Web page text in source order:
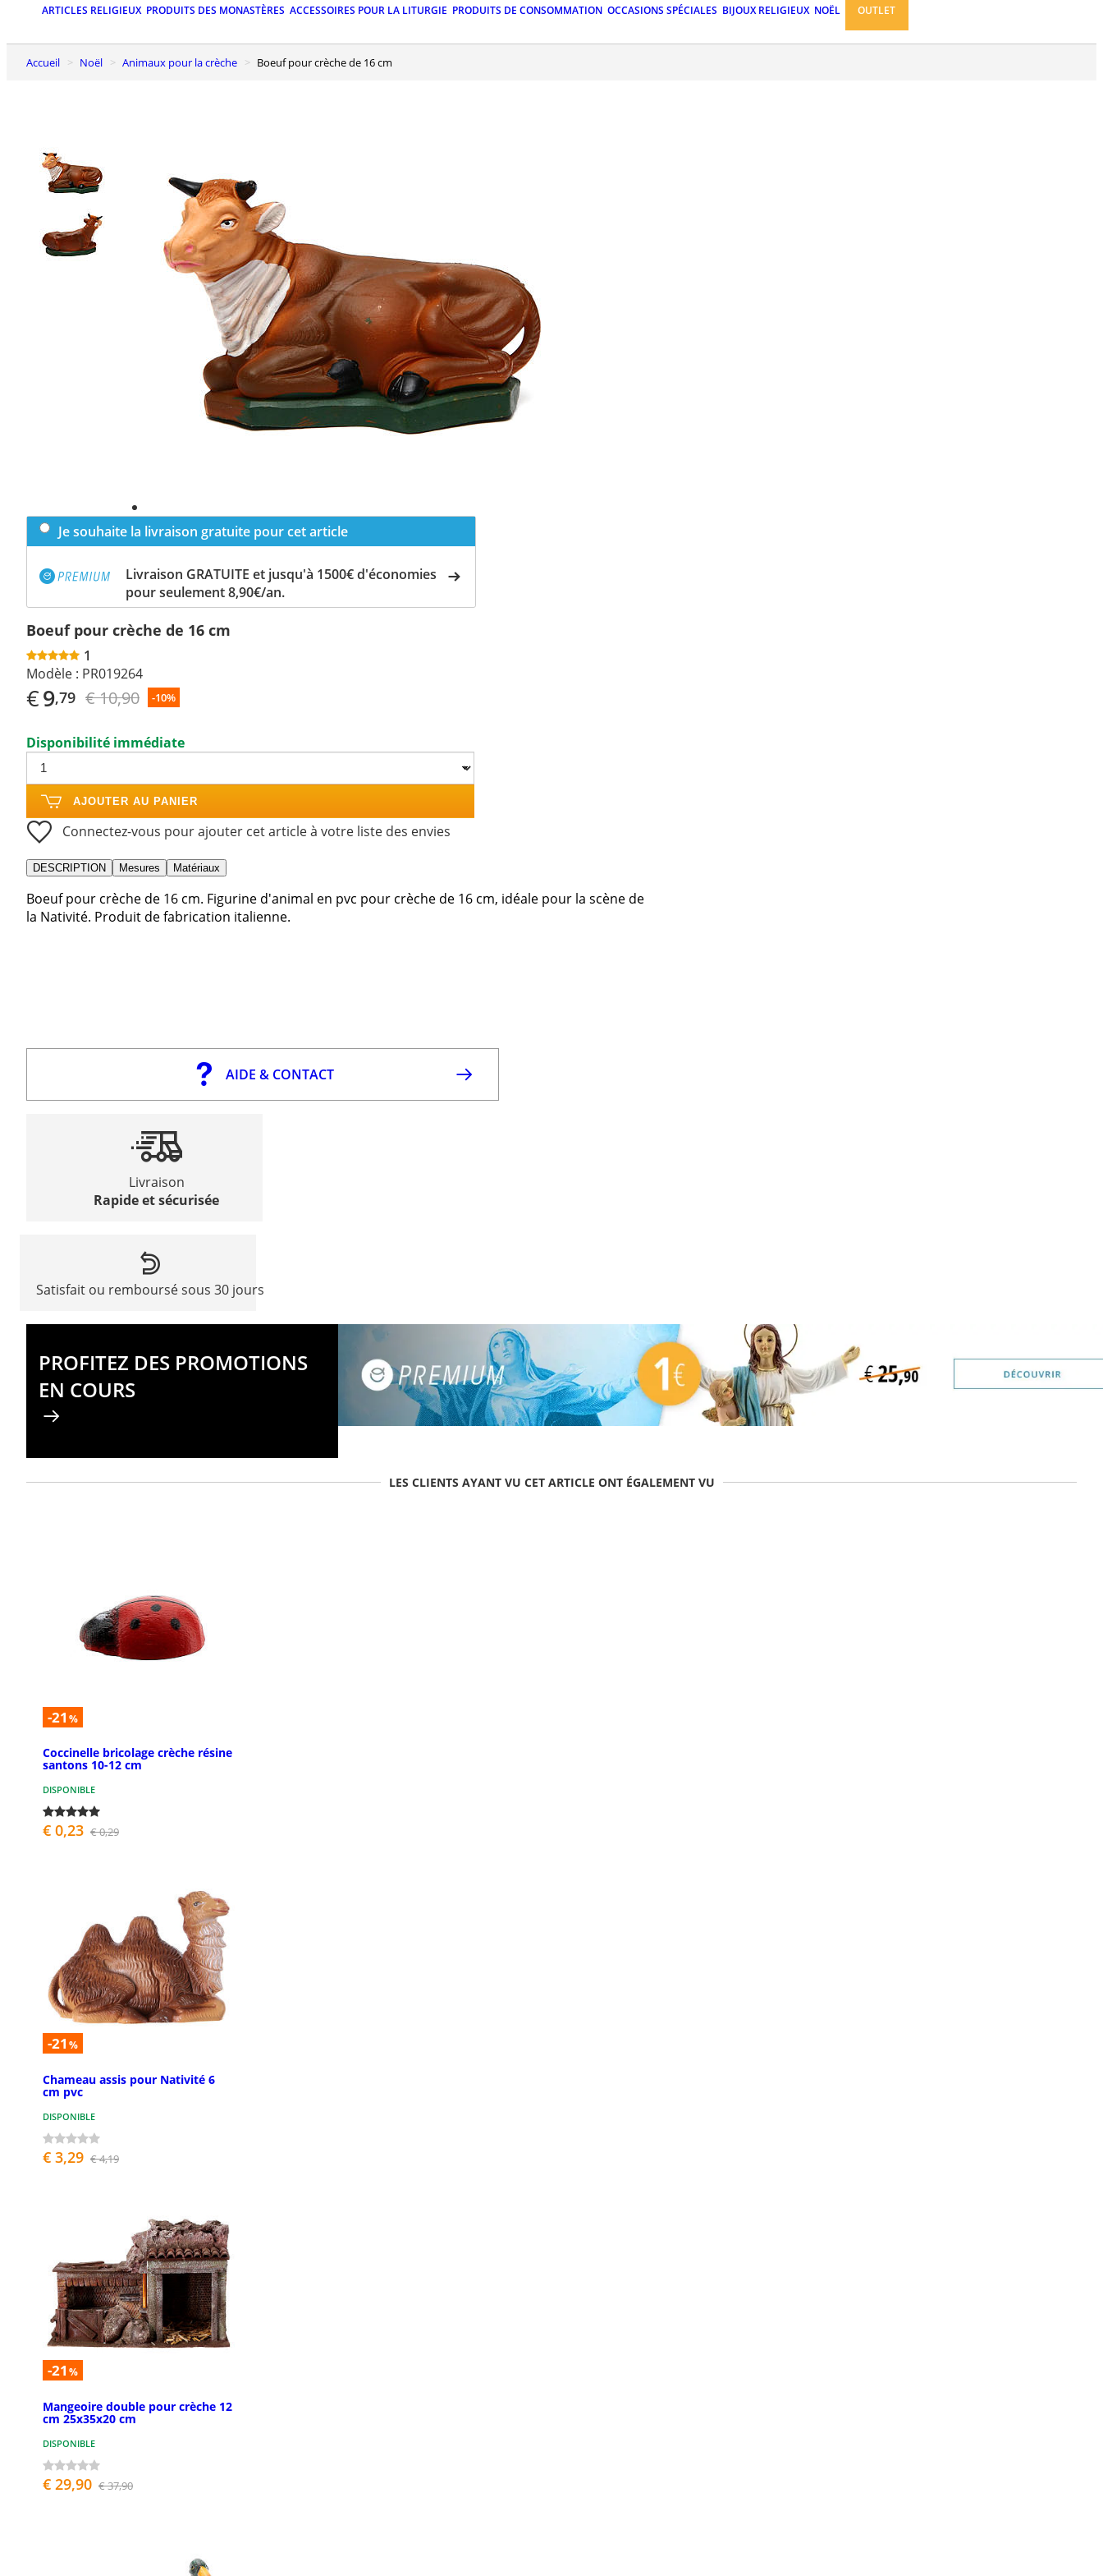
ARTICLES RELIGIEUX PRODUITS DES MONASTÈRES ACCESSOIRES POUR LA LITURGIE PRODUITS DE CONSOMMATION OCCASIONS SPÉCIALES BIJOUX RELIGIEUX NOËL OUTLET
Accueil Noël Animaux pour la crèche Boeuf pour crèche de 16 cm
Je souhaite la livraison gratuite pour cet article
Livraison GRATUITE et jusqu'à 1500€ d'économies
pour seulement 8,90€/an.
Boeuf pour crèche de 16 cm
1
Modèle : PR019264
€9,79 € 10,90 -10%
Disponibilité immédiate
AJOUTER AU PANIER
Connectez-vous pour ajouter cet article à votre liste des envies
DESCRIPTION Mesures Matériaux
Boeuf pour crèche de 16 cm. Figurine d'animal en pvc pour crèche de 16 cm, idéale pour la scène de
la Nativité. Produit de fabrication italienne.
AIDE & CONTACT
Livraison
Rapide et sécurisée
Satisfait ou remboursé sous 30 jours
PROFITEZ DES PROMOTIONS
EN COURS
LES CLIENTS AYANT VU CET ARTICLE ONT ÉGALEMENT VU
-21 %
Coccinelle bricolage crèche résine
santons 10-12 cm
DISPONIBLE
€ 0,23 € 0,29
-21 %
Chameau assis pour Nativité 6
cm pvc
DISPONIBLE
€ 3,29 € 4,19
-21 %
Mangeoire double pour crèche 12
cm 25x35x20 cm
DISPONIBLE
€ 29,90 € 37,90